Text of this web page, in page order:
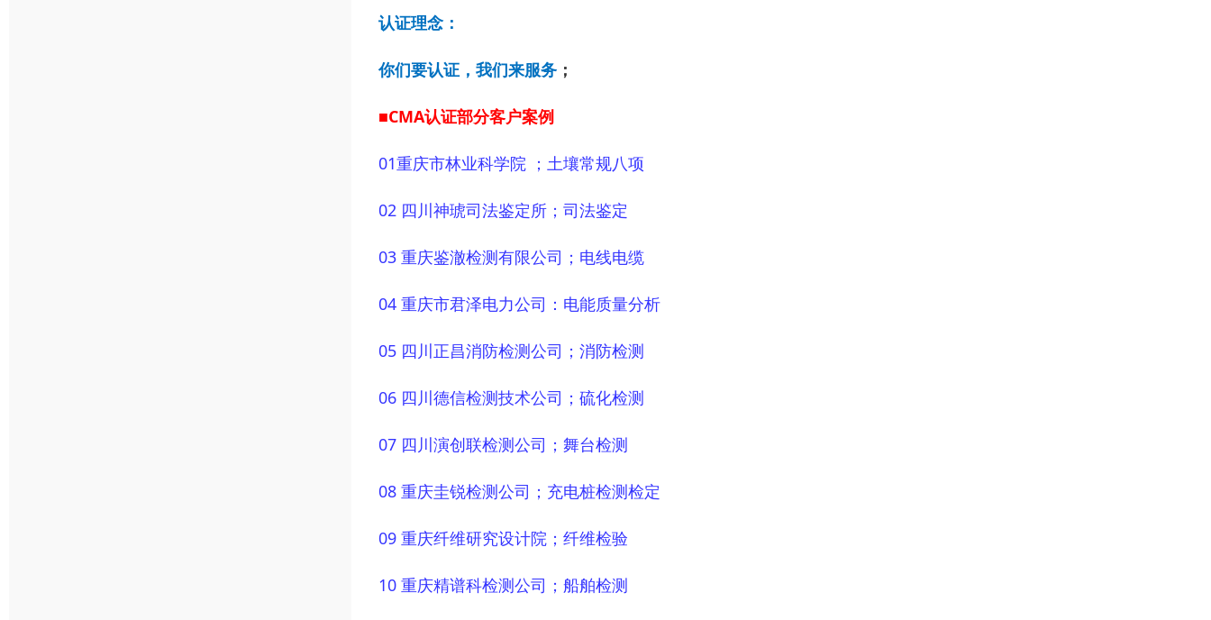
认证理念：
你们要认证，我们来服务 ；
■CMA认证部分客户案例
01重庆市林业科学院 ；土壤常规八项
02 四川神琥司法鉴定所；司法鉴定
03 重庆鉴澈检测有限公司；电线电缆
04 重庆市君泽电力公司：电能质量分析
05 四川正昌消防检测公司；消防检测
06 四川德信检测技术公司；硫化检测
07 四川演创联检测公司；舞台检测
08 重庆圭锐检测公司；充电桩检测检定
09 重庆纤维研究设计院；纤维检验
10 重庆精谱科检测公司；船舶检测